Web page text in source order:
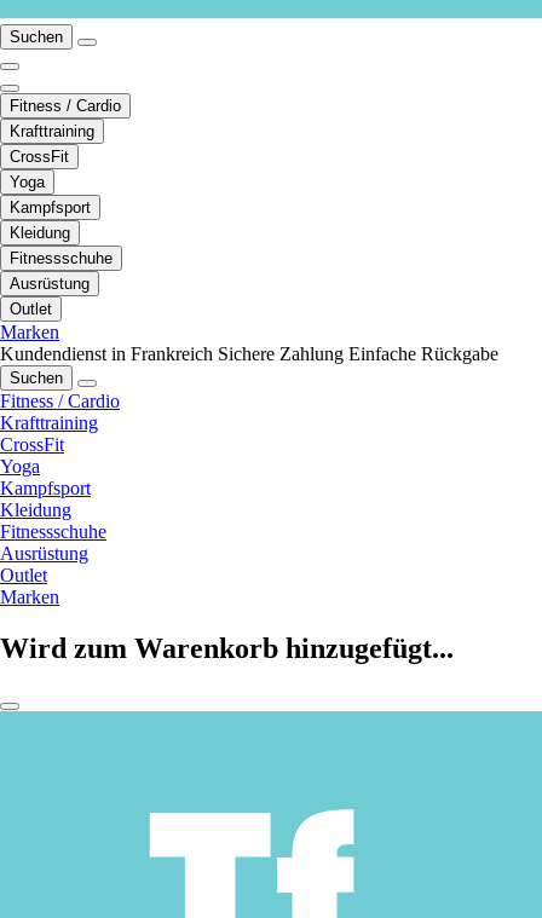
Suchen
Fitness / Cardio
Krafttraining
CrossFit
Yoga
Kampfsport
Kleidung
Fitnessschuhe
Ausrüstung
Outlet
Marken
Kundendienst in Frankreich Sichere Zahlung Einfache Rückgabe
Suchen
Fitness / Cardio
Krafttraining
CrossFit
Yoga
Kampfsport
Kleidung
Fitnessschuhe
Ausrüstung
Outlet
Marken
Wird zum Warenkorb hinzugefügt...